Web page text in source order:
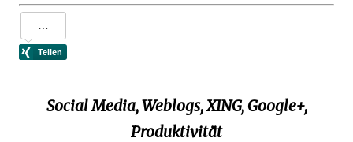
Social Media, Weblogs, XING, Google+,
Produktivität